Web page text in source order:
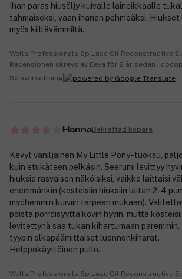
Ihan paras hiusöljy kuivalle laineikkaalle
tahmaiseksi, vaan ihanan pehmeäksi.
myös kiiltävämmiltä.
Wella Professionals Sp Luxe Oil Reconstructive
Recensionen skrevs av Eeva för 2 år sedan |
Se översättning
HannaBekräftad köpare
Kevyt vaniljainen My Little Pony -tuoksu,
kuin etukäteen pelkäsin. Seerumi levittyy
hiuksia rasvaisen näköisiksi, vaikka laittaisi
enemmänkin (kosteisiin hiuksiin laitan 2-4
myöhemmin kuiviin tarpeen mukaan).
poista pörröisyyttä kovin hyvin, mutta
levitettynä saa tukan kihartumaan paremmin.
tyypin olkapäämittaiset luonnonkiharat.
Helppokäyttöinen pullo.
Wella Professionals Sp Luxe Oil Reconstructive